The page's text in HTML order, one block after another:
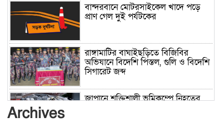
বান্দরবানে মোটরসাইকেল খাদে পড়ে
প্রাণ গেল দুই পর্যটকের
রাঙ্গামাটির বাঘাইছড়িতে বিজিবির
অভিযানে বিদেশি পিস্তল, গুলি ও বিদেশি
সিগারেট জব্দ
জাপানে শক্তিশালী ভূমিকম্পে নিহতের
Archives